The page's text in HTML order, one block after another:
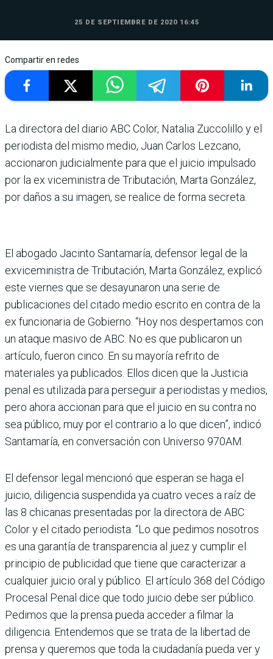
25 DE SEPTIEMBRE DE 2020 16:45
Compartir en redes
La directora del diario ABC Color, Natalia Zuccolillo y el
periodista del mismo medio, Juan Carlos Lezcano,
accionaron judicialmente para que el juicio impulsado
por la ex viceministra de Tributación, Marta González,
por daños a su imagen, se realice de forma secreta.
El abogado Jacinto Santamaría, defensor legal de la
exviceministra de Tributación, Marta González, explicó
este viernes que se desayunaron una serie de
publicaciones del citado medio escrito en contra de la
ex funcionaria de Gobierno. “Hoy nos despertamos con
un ataque masivo de ABC. No es que publicaron un
artículo, fueron cinco. En su mayoría refrito de
materiales ya publicados. Ellos dicen que la Justicia
penal es utilizada para perseguir a periodistas y medios,
pero ahora accionan para que el juicio en su contra no
sea público, muy por el contrario a lo que dicen”, indicó
Santamaría, en conversación con Universo 970AM.
El defensor legal mencionó que esperan se haga el
juicio, diligencia suspendida ya cuatro veces a raíz de
las 8 chicanas presentadas por la directora de ABC
Color y el citado periodista. “Lo que pedimos nosotros
es una garantía de transparencia al juez y cumplir el
principio de publicidad que tiene que caracterizar a
cualquier juicio oral y público. El artículo 368 del Código
Procesal Penal dice que todo juicio debe ser público.
Pedimos que la prensa pueda acceder a filmar la
diligencia. Entendemos que se trata de la libertad de
prensa y queremos que toda la ciudadanía pueda ver y